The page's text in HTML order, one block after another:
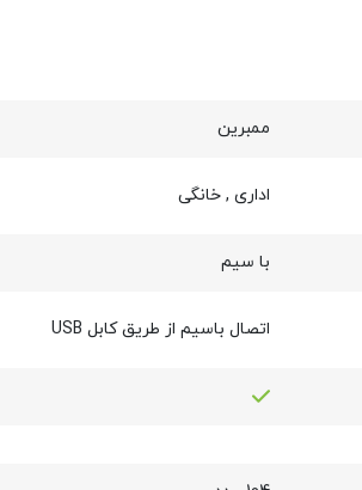
ممبرین
اداری , خانگی
با سیم
اتصال باسیم از طریق کابل USB